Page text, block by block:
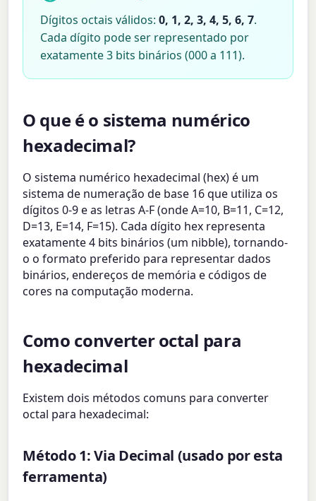
Dígitos octais válidos:0, 1, 2, 3, 4, 5, 6, 7.
Cada dígito pode ser representado por
exatamente 3 bits binários (000 a 111).
O que é o sistema numérico
hexadecimal?
O sistema numérico hexadecimal (hex) é um
sistema de numeração de base 16 que utiliza os
dígitos 0-9 e as letras A-F (onde A=10, B=11, C=12,
D=13, E=14, F=15). Cada dígito hex representa
exatamente 4 bits binários (um nibble), tornando-
o o formato preferido para representar dados
binários, endereços de memória e códigos de
cores na computação moderna.
Como converter octal para
hexadecimal
Existem dois métodos comuns para converter
octal para hexadecimal:
Método 1: Via Decimal (usado por esta
ferramenta)